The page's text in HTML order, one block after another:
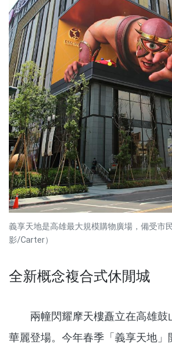
義享天地是高雄最大規模購物廣場，備受市
影/Carter）
全新概念複合式休閒城
兩幢閃耀摩天樓矗立在高雄鼓
華麗登場。今年春季「義享天地」